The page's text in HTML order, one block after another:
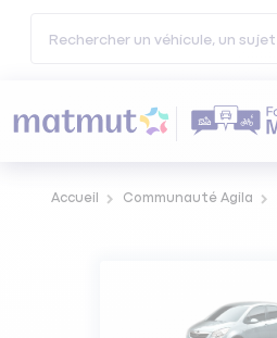
Accueil Communauté Agila